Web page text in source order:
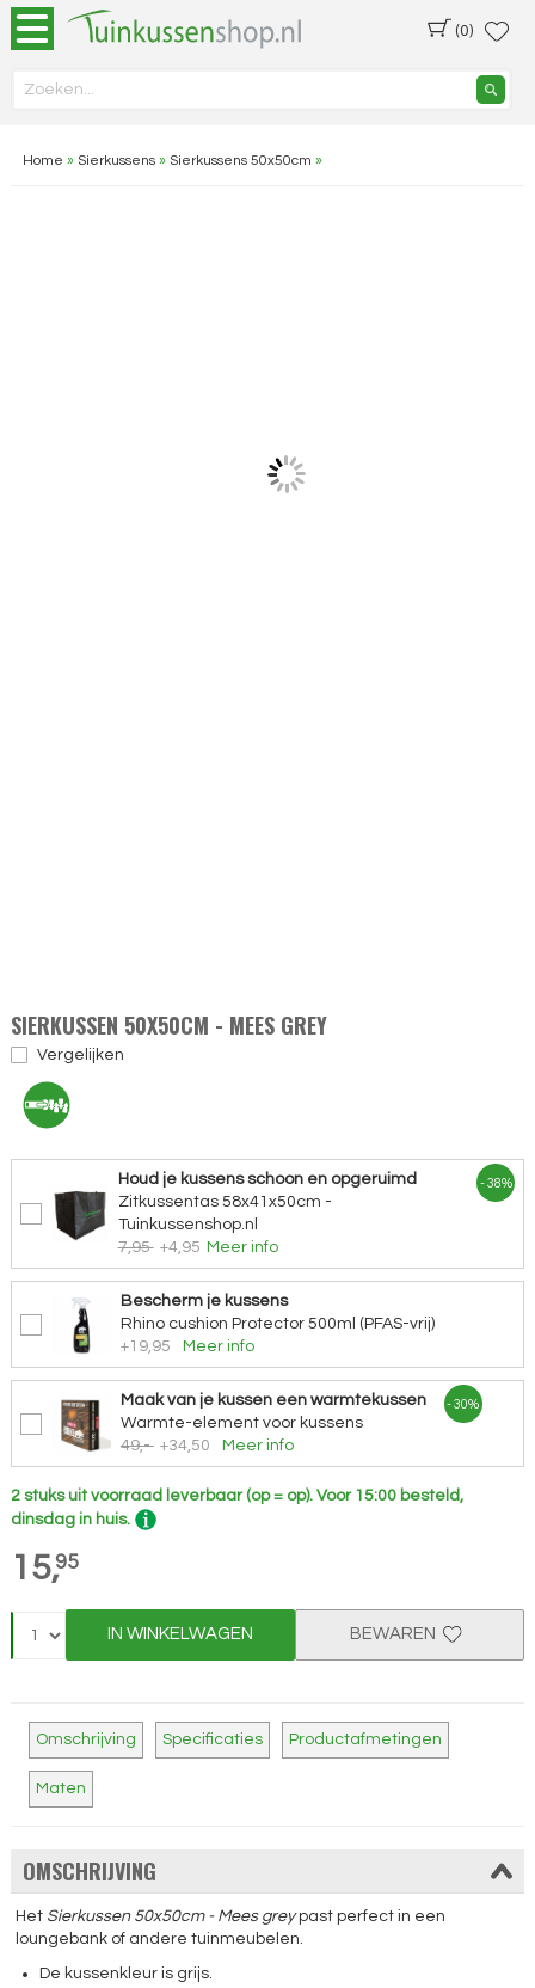
(0)
Home » Sierkussens» Sierkussens 50x50cm »
SIERKUSSEN 50X50CM - MEES GREY
Vergelijken
Houd je kussens schoon en opgeruimd
Zitkussentas 58x41x50cm -
Tuinkussenshop.nl
7,95 +4,95 Meer info
- 38%
Bescherm je kussens
Rhino cushion Protector 500ml (PFAS-vrij)
+19,95
Meer info
Maak van je kussen een warmtekussen
Warmte-element voor kussens
49,- +34,50 Meer info
- 30%
2 stuks uit voorraad leverbaar (op = op). Voor 15:00 besteld,
dinsdag in huis.
15,95
IN WINKELWAGEN BEWAREN
Omschrijving Specificaties Productafmetingen
Maten
OMSCHRIJVING
Het Sierkussen 50x50cm - Mees greypast perfect in een
loungebank of andere tuinmeubelen.
De kussenkleur is grijs.